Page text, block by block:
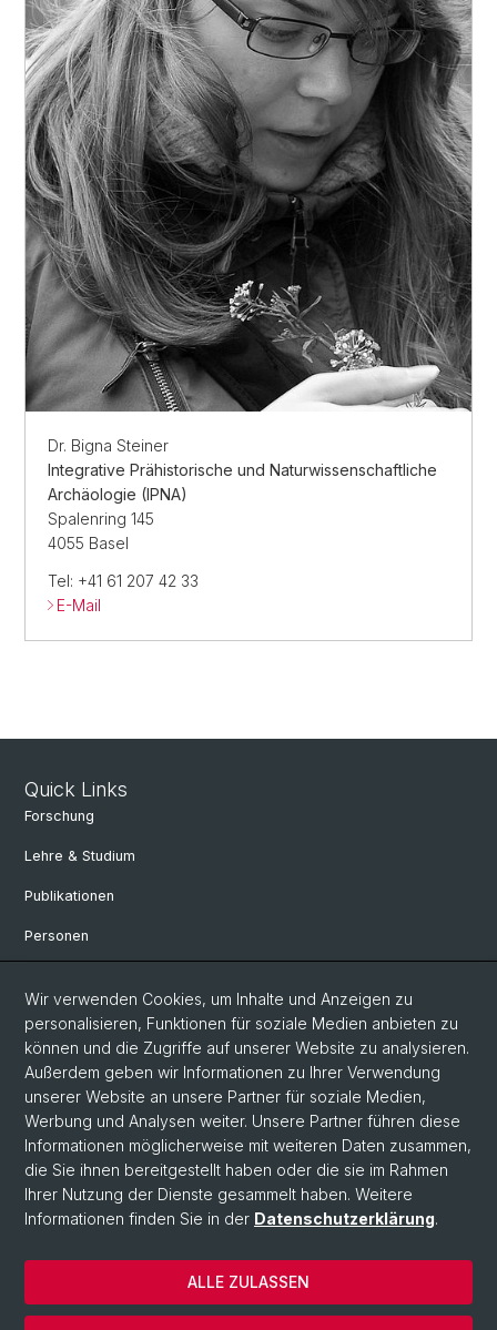
Dr. Bigna Steiner
Integrative Prähistorische und Naturwissenschaftliche
Archäologie (IPNA)
Spalenring 145
4055 Basel
Tel: +41 61 207 42 33
E-Mail
Quick Links
Forschung
Lehre & Studium
Publikationen
Personen
Kontakt und Anfahrt
Departement Altertumswissenschaften
Departement Umweltwissenschaften
Social Media
DUW on Instagram
Wir verwenden Cookies, um Inhalte und Anzeigen zu
personalisieren, Funktionen für soziale Medien anbieten zu
können und die Zugriffe auf unserer Website zu analysieren.
Außerdem geben wir Informationen zu Ihrer Verwendung
unserer Website an unsere Partner für soziale Medien,
Werbung und Analysen weiter. Unsere Partner führen diese
Informationen möglicherweise mit weiteren Daten zusammen,
die Sie ihnen bereitgestellt haben oder die sie im Rahmen
Ihrer Nutzung der Dienste gesammelt haben. Weitere
Informationen finden Sie in der Datenschutzerklärung.
ALLE ZULASSEN